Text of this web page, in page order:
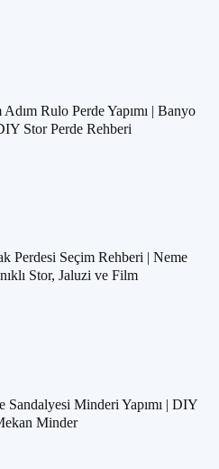
Adım Rulo Perde Yapımı | Banyo
Stor Perde Rehberi
Perdesi Seçim Rehberi | Neme
Stor, Jaluzi ve Film
Sandalyesi Minderi Yapımı | DIY
Minder